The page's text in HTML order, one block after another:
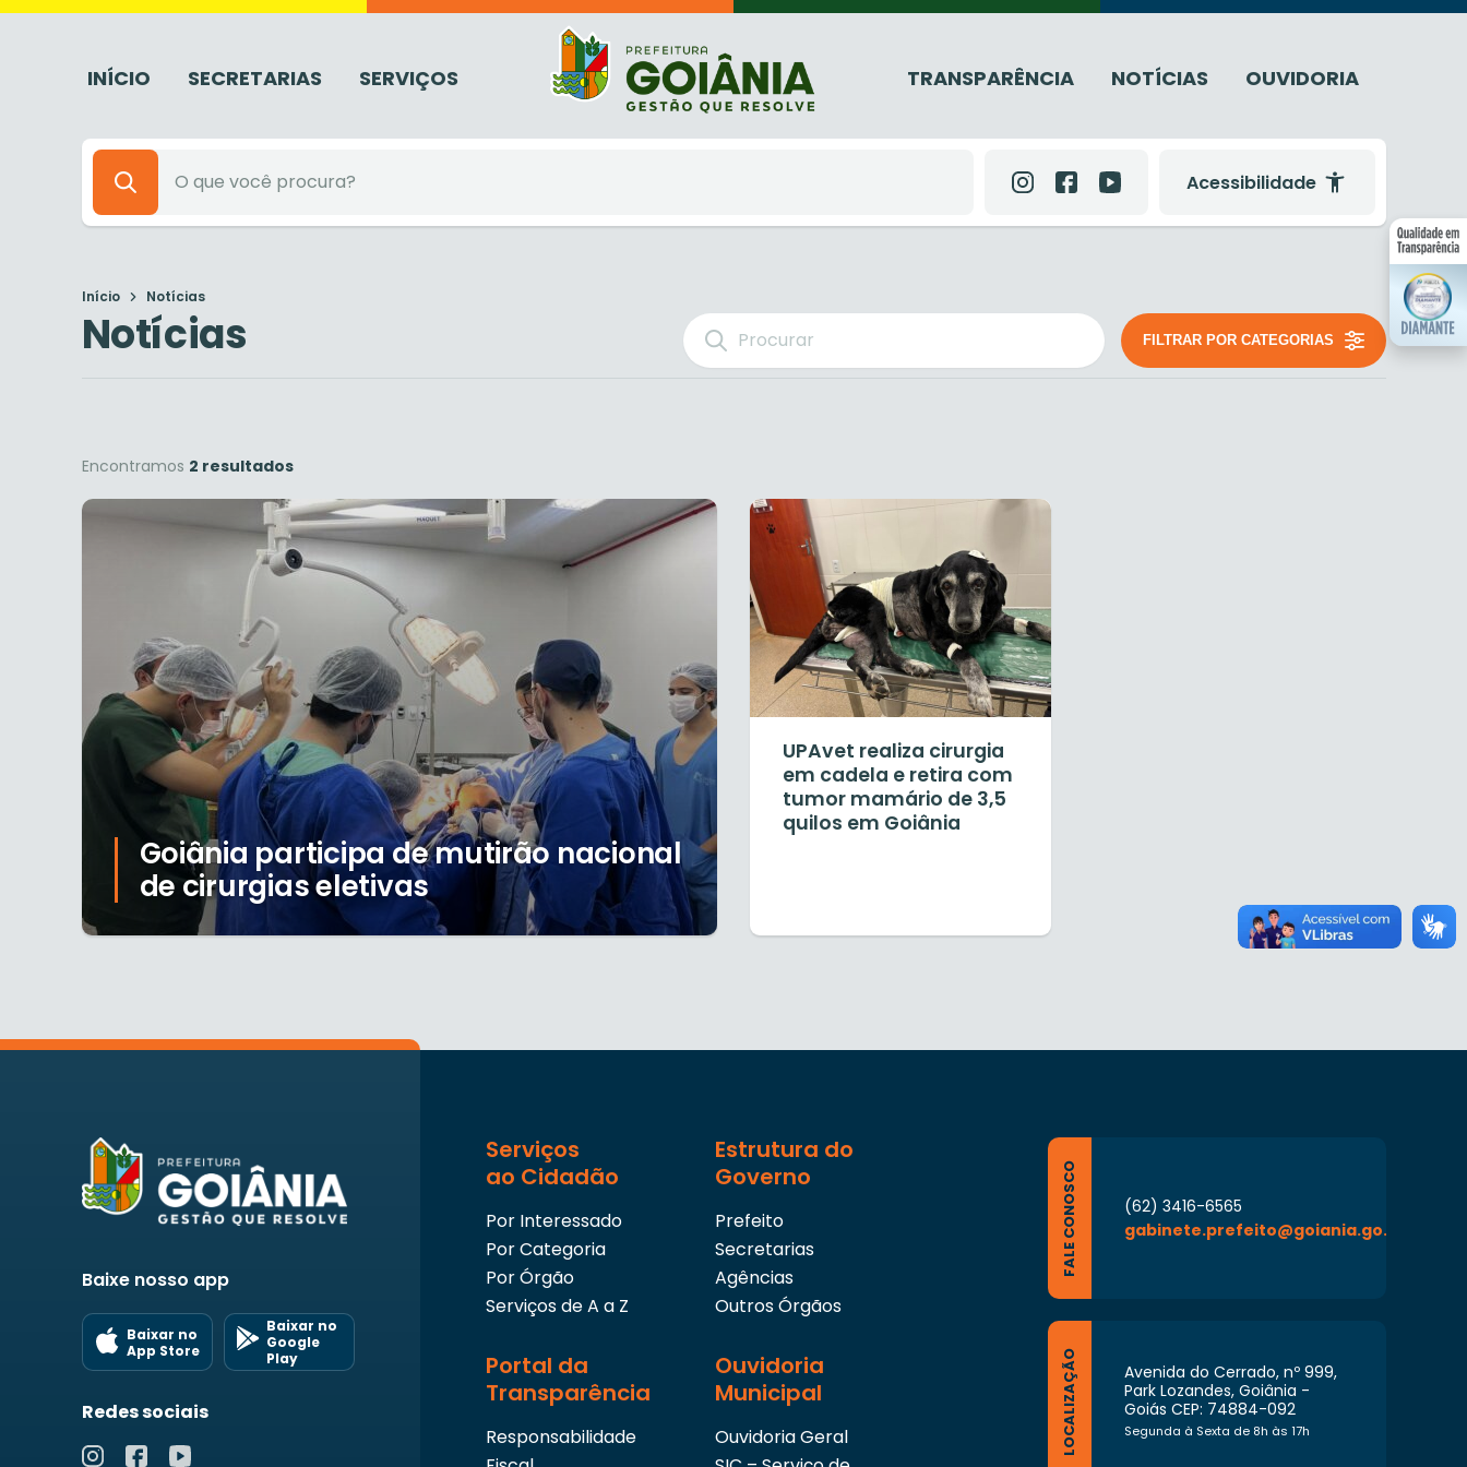
INÍCIO SECRETARIAS SERVIÇOS TRANSPARÊNCIA NOTÍCIAS OUVIDORIA
Acessibilidade
Início Notícias
Notícias FILTRAR POR CATEGORIAS
Encontramos 2 resultados
Goiânia participa de mutirão nacional
de cirurgias eletivas
UPAvet realiza cirurgia
em cadela e retira com
tumor mamário de 3,5
quilos em Goiânia
Baixe nosso app
Baixar no
App Store
Baixar no
Google
Play
Redes sociais
Serviços
ao Cidadão
Por Interessado
Por Categoria
Por Órgão
Serviços de A a Z
Estrutura do
Governo
Prefeito
Secretarias
Agências
Outros Órgãos
Portal da
Transparência
Responsabilidade
Ouvidoria
Municipal
Ouvidoria Geral
FALE CONOSCO
(62) 3416-6565
gabinete.prefeito@goiania.go.gov.br
LOCALIZAÇÃO
Avenida do Cerrado, nº 999,
Park Lozandes, Goiânia -
Goiás CEP: 74884-092
Segunda à Sexta de 8h às 17h